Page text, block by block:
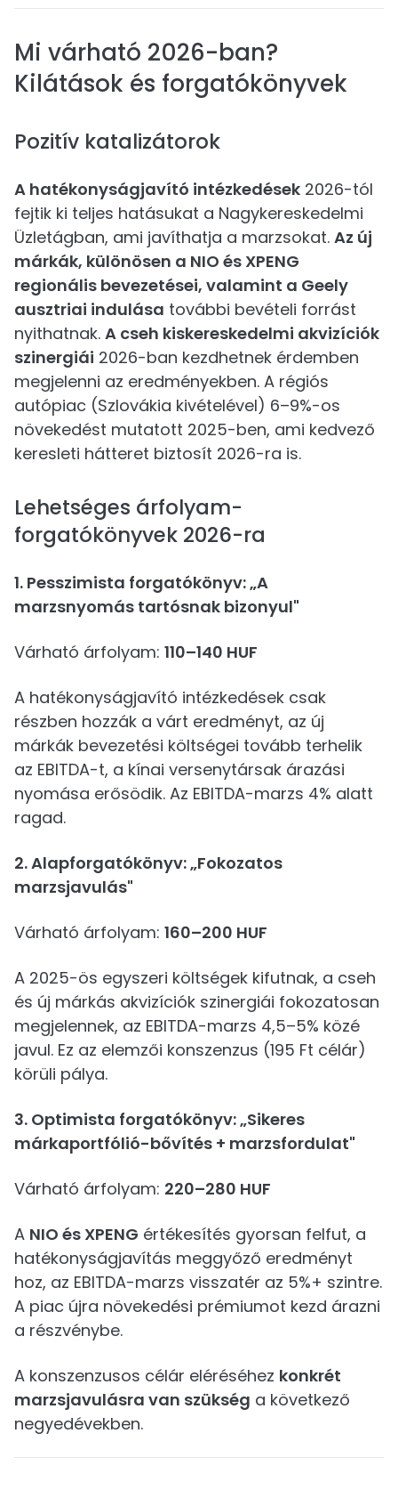
Mi várható 2026-ban?
Kilátások és forgatókönyvek
Pozitív katalizátorok
A hatékonyságjavító intézkedések 2026-tól
fejtik ki teljes hatásukat a Nagykereskedelmi
Üzletágban, ami javíthatja a marzsokat. Az új
márkák, különösen a NIO és XPENG
regionális bevezetései, valamint a Geely
ausztriai indulása további bevételi forrást
nyithatnak. A cseh kiskereskedelmi akvizíciók
szinergiái 2026-ban kezdhetnek érdemben
megjelenni az eredményekben. A régiós
autópiac (Szlovákia kivételével) 6–9%-os
növekedést mutatott 2025-ben, ami kedvező
keresleti hátteret biztosít 2026-ra is.
Lehetséges árfolyam-
forgatókönyvek 2026-ra
1. Pesszimista forgatókönyv: „A
marzsnyomás tartósnak bizonyul"
Várható árfolyam: 110–140 HUF
A hatékonyságjavító intézkedések csak
részben hozzák a várt eredményt, az új
márkák bevezetési költségei tovább terhelik
az EBITDA-t, a kínai versenytársak árazási
nyomása erősödik. Az EBITDA-marzs 4% alatt
ragad.
2. Alapforgatókönyv: „Fokozatos
marzsjavulás"
Várható árfolyam: 160–200 HUF
A 2025-ös egyszeri költségek kifutnak, a cseh
és új márkás akvizíciók szinergiái fokozatosan
megjelennek, az EBITDA-marzs 4,5–5% közé
javul. Ez az elemzői konszenzus (195 Ft célár)
körüli pálya.
3. Optimista forgatókönyv: „Sikeres
márkaportfólió-bővítés + marzsfordulat"
Várható árfolyam: 220–280 HUF
A NIO és XPENG értékesítés gyorsan felfut, a
hatékonyságjavítás meggyőző eredményt
hoz, az EBITDA-marzs visszatér az 5%+ szintre.
A piac újra növekedési prémiumot kezd árazni
a részvénybe.
A konszenzusos célár eléréséhez konkrét
marzsjavulásra van szükség a következő
negyedévekben.